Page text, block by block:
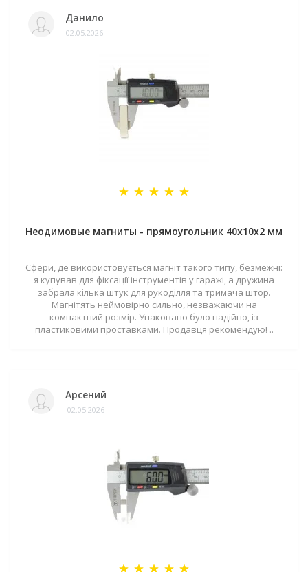
Данило
02.05.2026
Неодимовые магниты - прямоугольник 40x10x2 мм
Сфери, де використовується магніт такого типу, безмежні:
я купував для фіксації інструментів у гаражі, а дружина
забрала кілька штук для рукоділля та тримача штор.
Магнітять неймовірно сильно, незважаючи на
компактний розмір. Упаковано було надійно, із
пластиковими проставками. Продавця рекомендую! ..
Арсений
02.05.2026